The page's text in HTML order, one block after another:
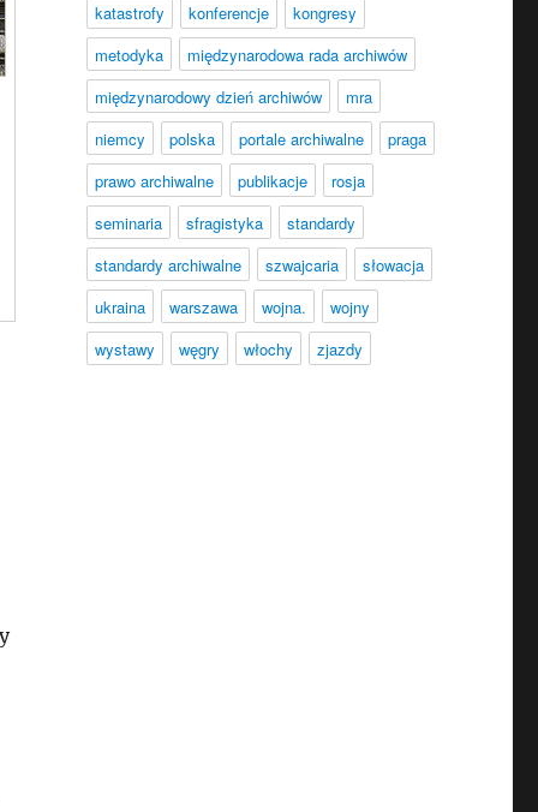
katastrofy
konferencje
kongresy
metodyka
międzynarodowa rada archiwów
międzynarodowy dzień archiwów
mra
niemcy
polska portale archiwalne
praga
prawo archiwalne
publikacje
rosja
seminaria
sfragistyka
standardy
standardy archiwalne
szwajcaria
słowacja
ukraina
warszawa wojna.
wojny
wystawy
węgry włochy zjazdy